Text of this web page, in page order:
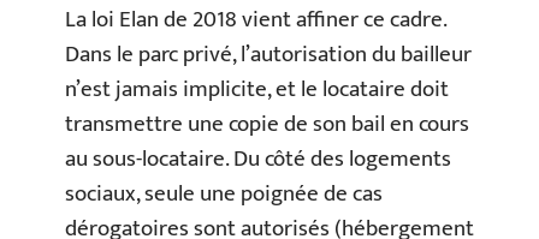
La loi Elan de 2018 vient affiner ce cadre.
Dans le parc privé, l’autorisation du bailleur
n’est jamais implicite, et le locataire doit
transmettre une copie de son bail en cours
au sous-locataire. Du côté des logements
sociaux, seule une poignée de cas
dérogatoires sont autorisés (hébergement